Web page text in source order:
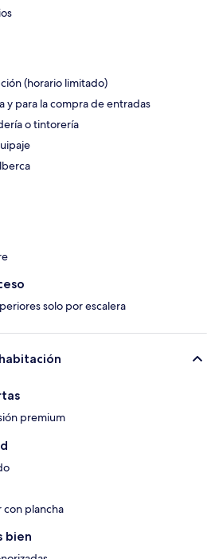
(horario limitado)
y para la compra de entradas
o tintorería
solo por escalera
premium
con plancha
bien